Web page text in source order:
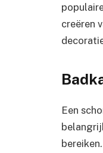
creëren
Een